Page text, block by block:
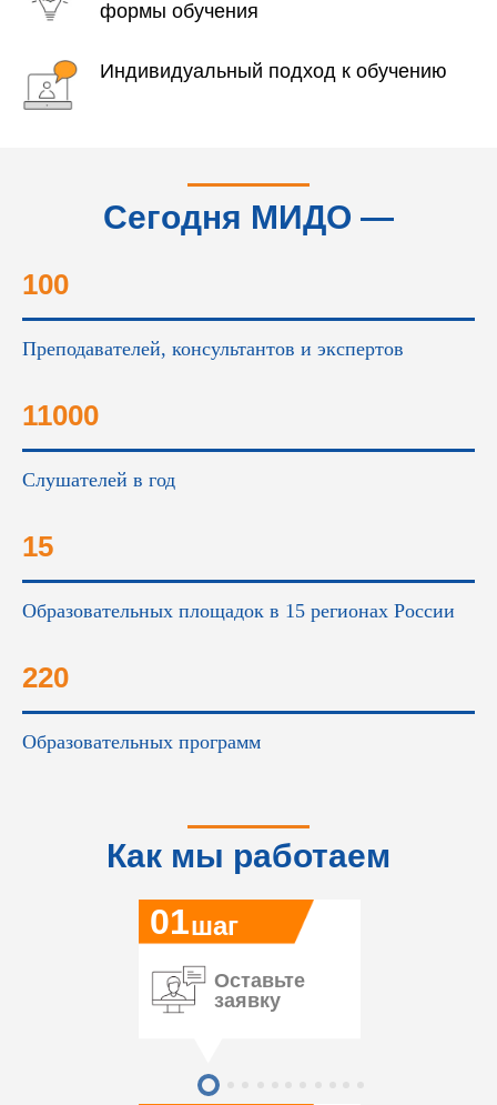
формы обучения
Индивидуальный подход к обучению
Сегодня МИДО —
100
Преподавателей, консультантов и экспертов
11000
Слушателей в год
15
Образовательных площадок в 15 регионах России
220
Образовательных программ
Как мы работаем
01
Оставьте
заявку
шаг